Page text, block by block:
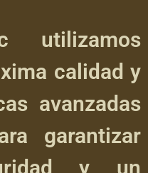
utilizamos
calidad y
avanzadas